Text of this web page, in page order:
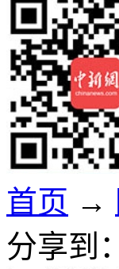
首页 →
分享到：